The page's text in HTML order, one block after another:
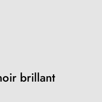
brillant